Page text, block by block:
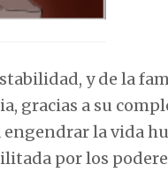
y de la
gracias a su
la vida
por los